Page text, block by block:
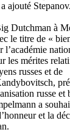
ajouté Stepanov.
Dutchman à
le titre de «
les mérites
russes et de
russe et
a
et la